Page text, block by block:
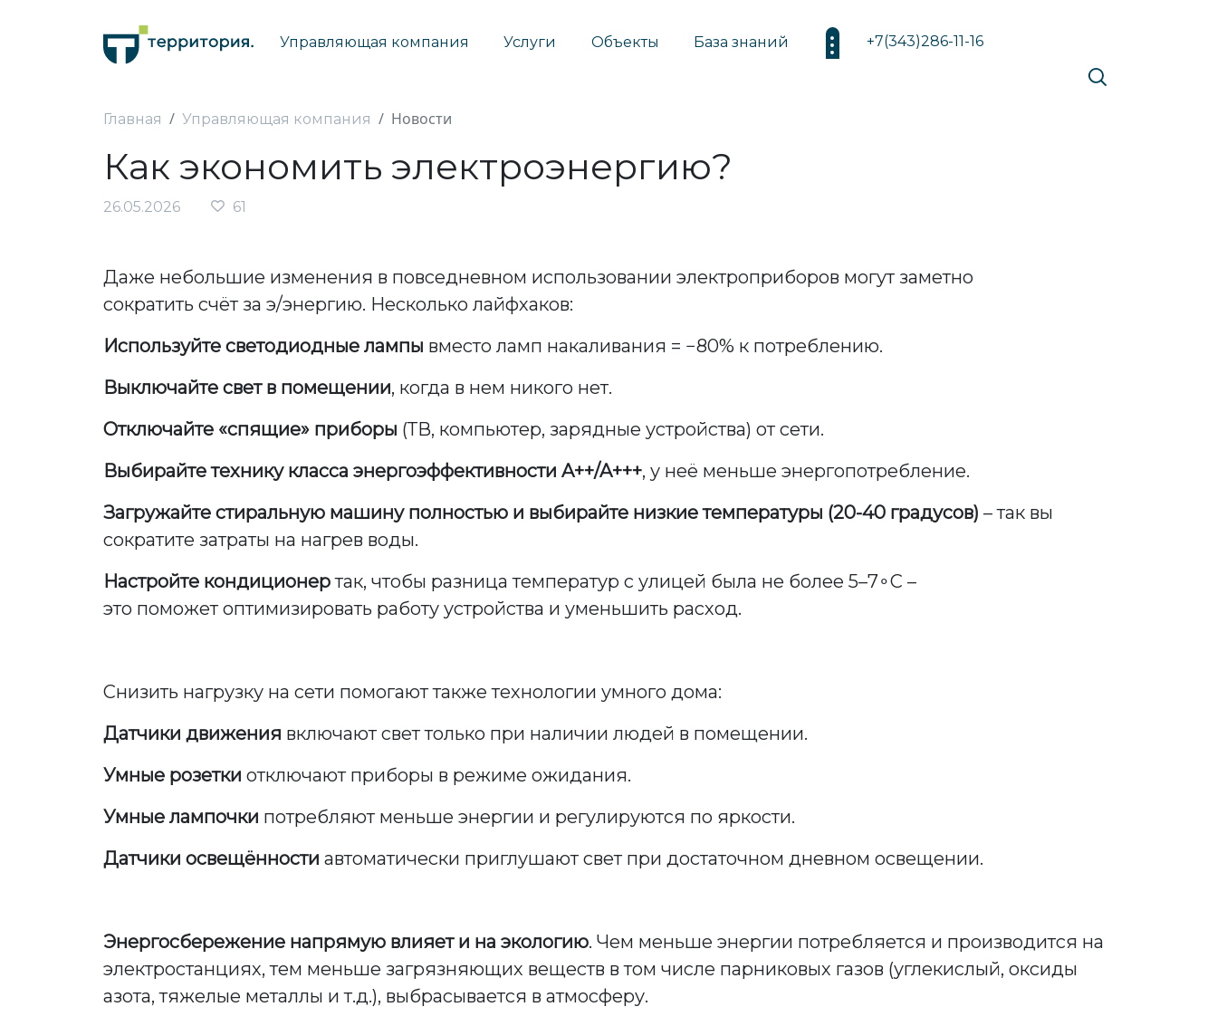
+7(343)286-11-16
Управляющая компания Услуги Объекты База знаний
Главная Управляющая компания Новости
Как экономить электроэнергию?
26.05.2026 61
Даже небольшие изменения в повседневном использовании электроприборов могут заметно
сократить счёт за э/энергию. Несколько лайфхаков:
Используйте светодиодные лампы вместо ламп накаливания = −80% к потреблению.
Выключайте свет в помещении, когда в нем никого нет.
Отключайте «спящие» приборы (ТВ, компьютер, зарядные устройства) от сети.
Выбирайте технику класса энергоэффективности A++/A+++, у неё меньше энергопотребление.
Загружайте стиральную машину полностью и выбирайте низкие температуры (20-40 градусов) – так вы
сократите затраты на нагрев воды.
Настройте кондиционертак, чтобы разница температур с улицей была не более 5–7∘C –
это поможет оптимизировать работу устройства и уменьшить расход.
Снизить нагрузку на сети помогают также технологии умного дома:
Датчики движения включают свет только при наличии людей в помещении.
Умные розетки отключают приборы в режиме ожидания.
Умные лампочки потребляют меньше энергии и регулируются по яркости.
Датчики освещённости автоматически приглушают свет при достаточном дневном освещении.
Энергосбережение напрямую влияет и на экологию. Чем меньше энергии потребляется и производится на
электростанциях, тем меньше загрязняющих веществ в том числе парниковых газов (углекислый, оксиды
азота, тяжелые металлы и т.д.), выбрасывается в атмосферу.